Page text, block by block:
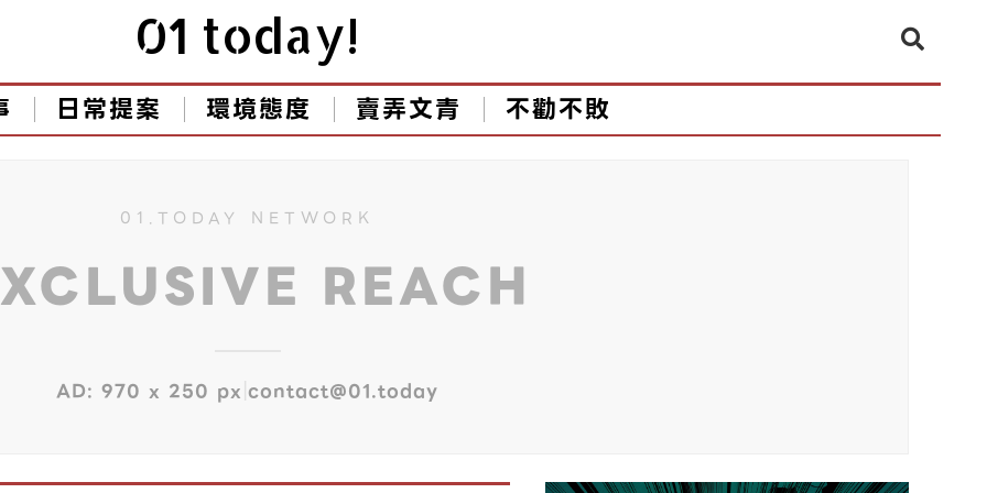
01 today!
日常提案 環境態度 賣弄文青 不勸不敗
01.TODAY NETWORK
REACH
AD: 970 x 250 px|contact@01.today